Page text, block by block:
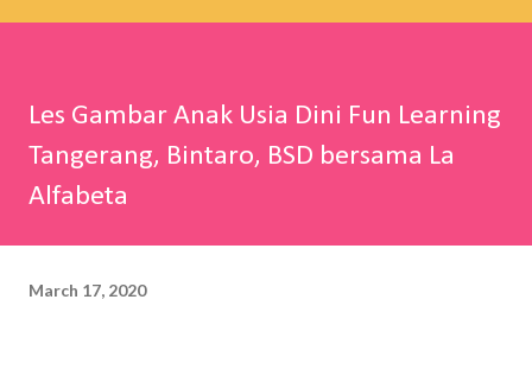
Les Gambar Anak Usia Dini Fun Learning
Tangerang, Bintaro, BSD bersama La
Alfabeta
March 17, 2020